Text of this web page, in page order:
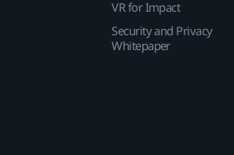
VR for Impact
Security and Privacy
Whitepaper